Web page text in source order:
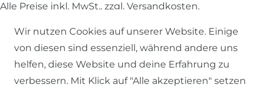
Alle Preise inkl. MwSt., zzgl. Versandkosten.
© 2026 SCHÖNER LEBEN.
Wir nutzen Cookies auf unserer Website. Einige
von diesen sind essenziell, während andere uns
helfen, diese Website und deine Erfahrung zu
verbessern. Mit Klick auf "Alle akzeptieren" setzen